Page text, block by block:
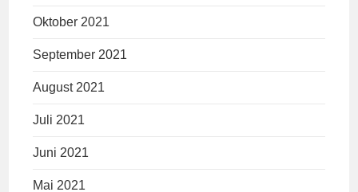
Oktober 2021
September 2021
August 2021
Juli 2021
Juni 2021
Mai 2021